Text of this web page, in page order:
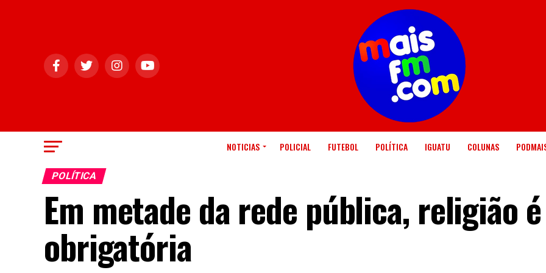
NOTICIAS POLICIAL FUTEBOL POLÍTICA IGUATU COLUNAS
POLÍTICA
Em metade da rede pública, religião
obrigatória